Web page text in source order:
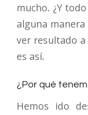
mucho. ¿Y
alguna
ver resultado
es así.
¿Por qué
Hemos ido